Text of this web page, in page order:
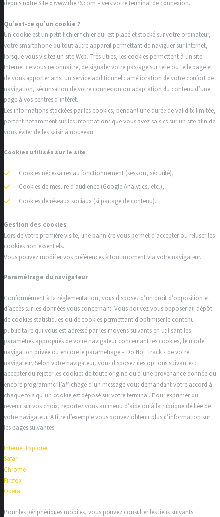
depuis notre Site « www.rhe76.com » vers votre terminal de connexion.
Qu’est-ce qu’un cookie ?
Un cookie est un petit fichier fichier qui est placé et stocké sur votre ordinateur,
votre smartphone ou tout autre appareil permettant de naviguer sur Internet,
lorsque vous visitez un site Web. Très utiles, les cookies permettent à un site
Internet de vous reconnaître, de signaler votre passage sur telle ou telle page et
de vous apporter ainsi un service additionnel : amélioration de votre confort de
navigation, sécurisation de votre connexion ou adaptation du contenu d’une
page à vos centres d’intérêt.
Les informations stockées par les cookies, pendant une durée de validité limitée,
portent notamment sur les informations que vous avez saisies sur un site afin de
vous éviter de les saisir à nouveau.
Cookies utilisés sur le site
Cookies nécessaires au fonctionnement (session, sécurité),
Cookies de mesure d’audience (Google Analytics, etc.),
Cookies de réseaux sociaux (si partage de contenu).
Gestion des cookies
Lors de votre première visite, une bannière vous permet d’accepter ou refuser les
cookies non essentiels.
Vous pouvez modifier vos préférences à tout moment via votre navigateur.
Paramétrage du navigateur
Conformément à la réglementation, vous disposez d’un droit d’opposition et
d’accès sur les données vous concernant. Vous pouvez vous opposer au dépôt
de cookies statistiques ou de cookies permettant d’optimiser le contenu
publicitaire qui vous est adressé par les moyens suivants en utilisant les
paramètres appropriés de votre navigateur concernant les cookies, le mode
navigation privée ou encore le paramétrage « Do Not Track » de votre
navigateur. Selon votre navigateur, vous disposez des options suivantes :
accepter ou rejeter les cookies de toute origine ou d’une provenance donnée ou
encore programmer l’affichage d’un message vous demandant votre accord à
chaque fois qu’un cookie est déposé sur votre terminal. Pour exprimer ou
revenir sur vos choix, reportez vous au menu d’aide ou à la rubrique dédiée de
votre navigateur. A titre d’exemple vous pouvez obtenir plus d’information sur
les pages suivantes :
Internet Explorer
Safari
Chrome
Firefox
Opera
Pour les périphériques mobiles, vous pouvez consulter les liens suivants :